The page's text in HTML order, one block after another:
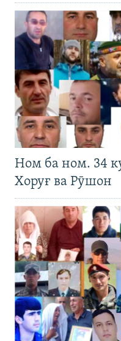
Ном ба ном. 34
Хоруғ ва Рӯшон